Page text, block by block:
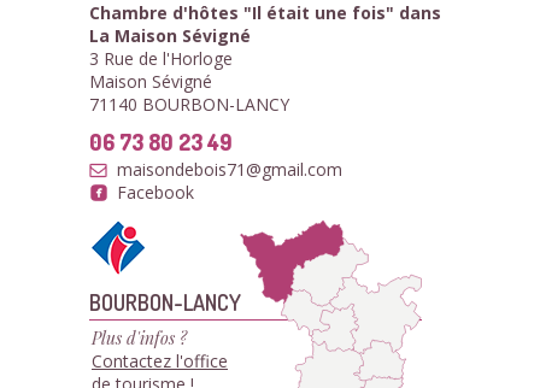
Chambre d'hôtes "Il était une fois" dans
La Maison Sévigné
3 Rue de l'Horloge
Maison Sévigné
71140 BOURBON-LANCY
06 73 80 23 49
maisondebois71@gmail.com
Facebook
BOURBON-LANCY
Plus d'infos ?
Contactez l'office